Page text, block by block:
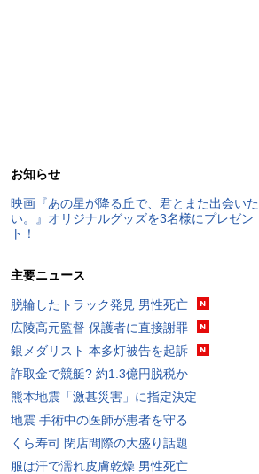
お知らせ
映画『あの星が降る丘で、君とまた出会いた
い。』オリジナルグッズを3名様にプレゼン
ト！
主要ニュース
脱輪したトラック発見 男性死亡
広陵高元監督 保護者に直接謝罪
銀メダリスト 本多灯被告を起訴
詐取金で競艇? 約1.3億円脱税か
熊本地震「激甚災害」に指定決定
地震 手術中の医師が患者を守る
くら寿司 閉店間際の大盛り話題
服は汗で濡れ皮膚乾燥 男性死亡